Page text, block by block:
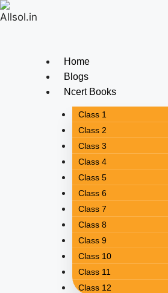
Skip
to
Home
Blogs
Ncert Books
Class 1
Class 2
Class 3
Class 4
Class 5
Class 6
Class 7
Class 8
Class 9
Class 10
Class 11
Class 12